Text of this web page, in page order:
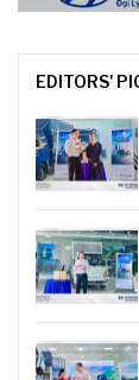
EDITORS'